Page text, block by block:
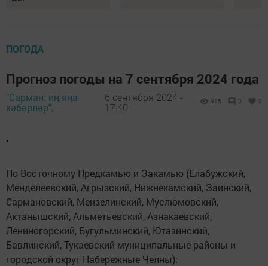
ПОГОДА
Прогноз погоды на 7 сентября 2024 года
"Сарман: иң яңа
хәбәрләр",
6 сентября 2024 -
17:40
315 0 0
.
По Восточному Предкамью и Закамью (Елабужский,
Менделеевский, Агрызский, Нижнекамский, Заинский,
Сармановский, Мензелинский, Муслюмовский,
Актанышский, Альметьевский, Азнакаевский,
Лениногорский, Бугульминский, Ютазинский,
Бавлинский, Тукаевский муниципальные районы и
городской округ Набережные Челны):